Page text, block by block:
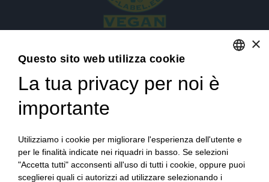
Accedi
×
Questo sito web utilizza cookie
La tua privacy per noi è
importante
Utilizziamo i cookie per migliorare l'esperienza dell'utente e
per le finalità indicate nei riquadri in basso. Se selezioni
"Accetta tutti" acconsenti all'uso di tutti i cookie, oppure puoi
sceglierei quali ci autorizzi ad utilizzare selezionando i